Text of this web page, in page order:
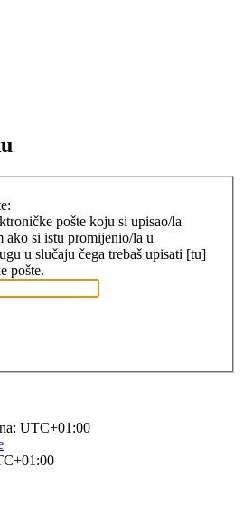
pošte koju si upisao/la
ako si istu promijenio/la u
u slučaju čega trebaš upisati [tu]
pošte.
UTC+01:00